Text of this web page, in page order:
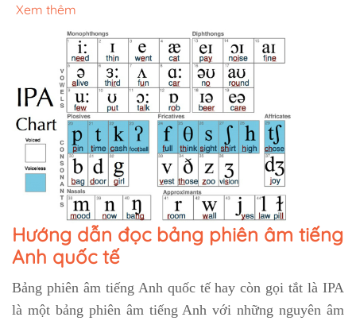
Xem thêm
Hướng dẫn đọc bảng phiên âm tiếng
Anh quốc tế
Bảng phiên âm tiếng Anh quốc tế hay còn gọi tắt là IPA
là một bảng phiên âm tiếng Anh với những nguyên âm